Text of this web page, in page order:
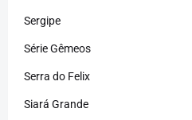
Sergipe
Série Gêmeos
Serra do Felix
Siará Grande